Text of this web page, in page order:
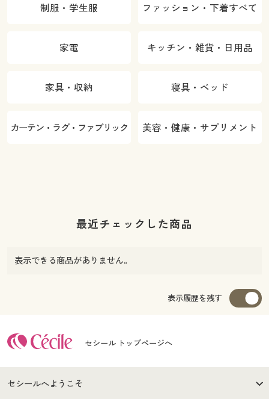
制服・学生服 ファッション・下着すべて
家電 キッチン・雑貨・日用品
家具・収納 寝具・ベッド
カーテン・ラグ・ファブリック 美容・健康・サプリメント
最近チェックした商品
表示できる商品がありません。
表示履歴を残す
セシール トップページへ
セシールへようこそ